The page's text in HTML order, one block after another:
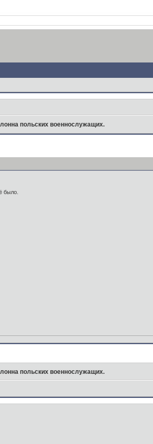
польских военнослужащих.
было.
польских военнослужащих.